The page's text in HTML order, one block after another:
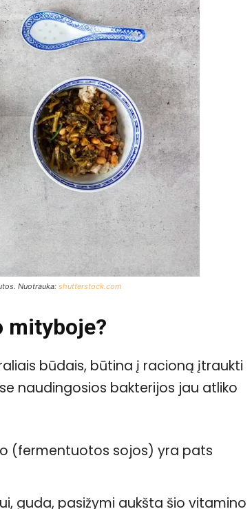
Nuotrauka: shutterstock.com
mityboje?
būdais, būtina į racioną įtraukti
naudingosios bakterijos jau atliko
(fermentuotos sojos) yra pats
guda, pasižymi aukšta šio vitamino